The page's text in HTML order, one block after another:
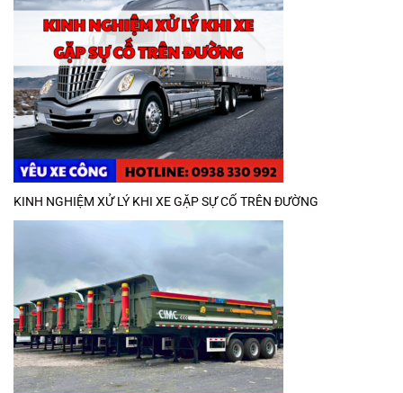
KINH NGHIỆM XỬ LÝ KHI XE GẶP SỰ CỐ TRÊN ĐƯỜNG